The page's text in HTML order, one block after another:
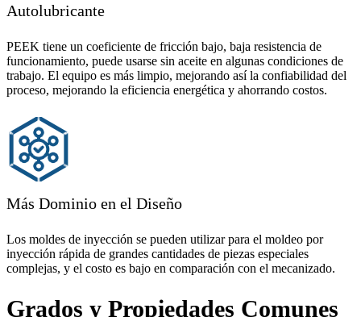
Autolubricante
PEEK tiene un coeficiente de fricción bajo, baja resistencia de
funcionamiento, puede usarse sin aceite en algunas condiciones de
trabajo. El equipo es más limpio, mejorando así la confiabilidad del
proceso, mejorando la eficiencia energética y ahorrando costos.
Más Dominio en el Diseño
Los moldes de inyección se pueden utilizar para el moldeo por
inyección rápida de grandes cantidades de piezas especiales
complejas, y el costo es bajo en comparación con el mecanizado.
Grados y Propiedades Comunes